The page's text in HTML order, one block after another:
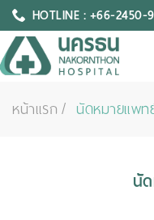
HOTLINE : +66-2450-
หน้าแรก นัดหมายแพท
นั